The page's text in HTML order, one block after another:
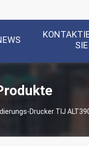
Drucker TIJ